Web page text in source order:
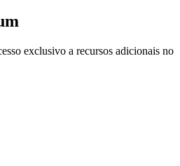
exclusivo a recursos adicionais no